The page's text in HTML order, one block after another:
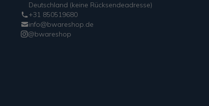
Deutschland (keine Rücksendeadresse)
+31 850519680
info@bwareshop.de
@bwareshop